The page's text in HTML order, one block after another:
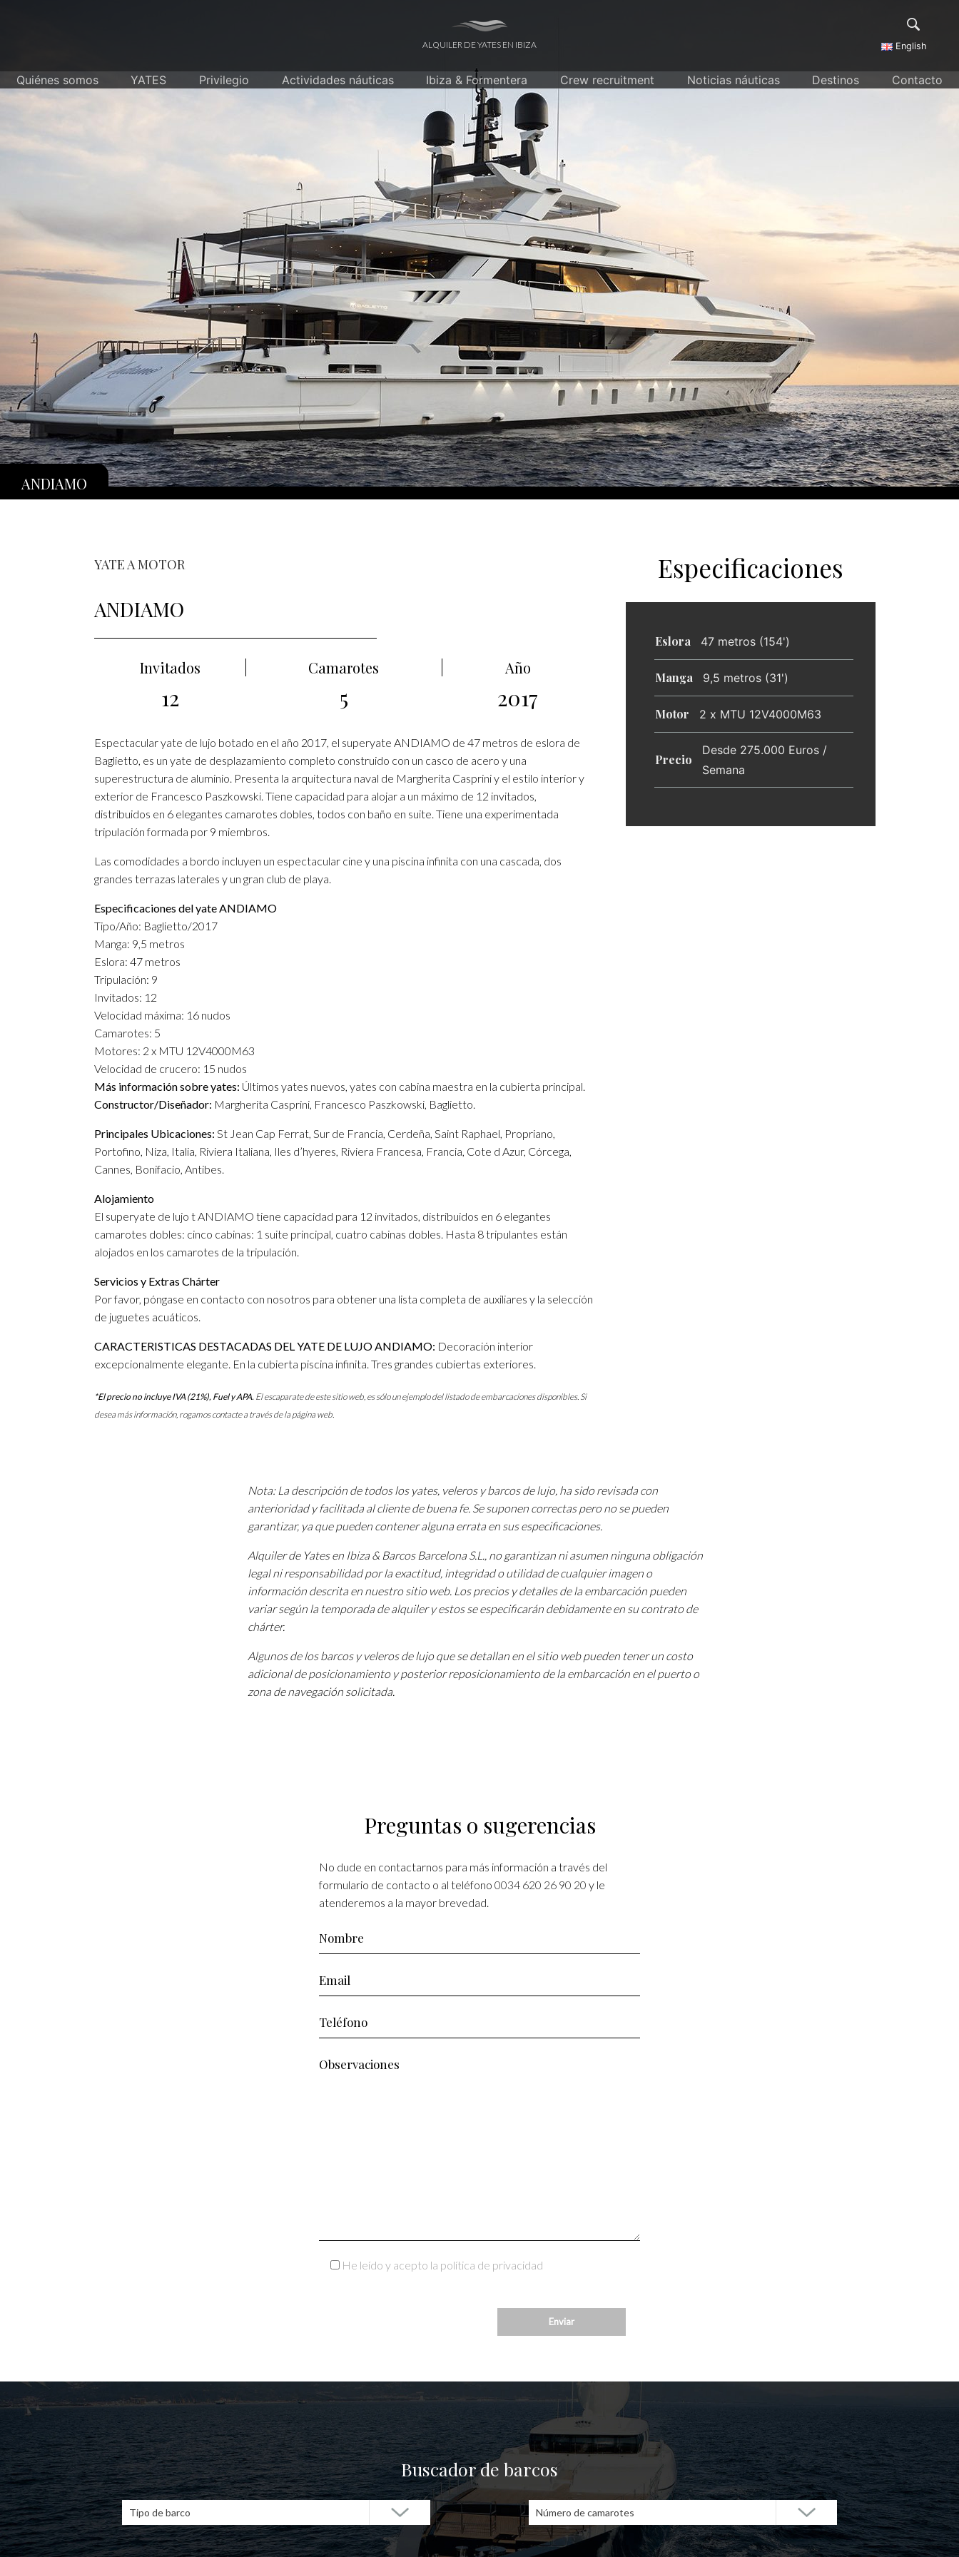
ALQUILER DE YATES EN IBIZA English
Quiénes somos YATES Privilegio Actividades náuticas Ibiza & Formentera Crew recruitment Noticias náuticas Destinos Contacto
ANDIAMO
YATE A MOTOR
ANDIAMO
Invitados Camarotes Año
12 5 2017
Espectacular yate de lujo botado en el año 2017, el superyate ANDIAMO de 47 metros de eslora de
Baglietto, es un yate de desplazamiento completo construido con un casco de acero y una
superestructura de aluminio. Presenta la arquitectura naval de Margherita Casprini y el estilo interior y
exterior de Francesco Paszkowski. Tiene capacidad para alojar a un máximo de 12 invitados,
distribuidos en 6 elegantes camarotes dobles, todos con baño en suite. Tiene una experimentada
tripulación formada por 9 miembros.
Las comodidades a bordo incluyen un espectacular cine y una piscina infinita con una cascada, dos
grandes terrazas laterales y un gran club de playa.
Especificaciones del yate ANDIAMO
Tipo/Año: Baglietto/2017
Manga: 9,5 metros
Eslora: 47 metros
Tripulación: 9
Invitados: 12
Velocidad máxima: 16 nudos
Camarotes: 5
Motores: 2 x MTU 12V4000M63
Velocidad de crucero: 15 nudos
Más información sobre yates: Últimos yates nuevos, yates con cabina maestra en la cubierta principal.
Constructor/Diseñador: Margherita Casprini, Francesco Paszkowski, Baglietto.
Principales Ubicaciones: St Jean Cap Ferrat, Sur de Francia, Cerdeña, Saint Raphael, Propriano,
Portofino, Niza, Italia, Riviera Italiana, Iles d’hyeres, Riviera Francesa, Francia, Cote d Azur, Córcega,
Cannes, Bonifacio, Antibes.
Alojamiento
El superyate de lujo t ANDIAMO tiene capacidad para 12 invitados, distribuidos en 6 elegantes
camarotes dobles: cinco cabinas: 1 suite principal, cuatro cabinas dobles. Hasta 8 tripulantes están
alojados en los camarotes de la tripulación.
Servicios y Extras Chárter
Por favor, póngase en contacto con nosotros para obtener una lista completa de auxiliares y la selección
de juguetes acuáticos.
CARACTERISTICAS DESTACADAS DEL YATE DE LUJO ANDIAMO: Decoración interior
excepcionalmente elegante. En la cubierta piscina infinita. Tres grandes cubiertas exteriores.
*El precio no incluye IVA (21%), Fuel y APA. El escaparate de este sitio web, es sólo un ejemplo del listado de embarcaciones disponibles. Si
desea más información, rogamos contacte a través de la página web.
Especificaciones
Eslora 47 metros (154')
Manga 9,5 metros (31')
Motor 2 x MTU 12V4000M63
Precio
Desde 275.000 Euros /
Semana
Nota: La descripción de todos los yates, veleros y barcos de lujo, ha sido revisada con
anterioridad y facilitada al cliente de buena fe. Se suponen correctas pero no se pueden
garantizar, ya que pueden contener alguna errata en sus especificaciones.
Alquiler de Yates en Ibiza & Barcos Barcelona S.L., no garantizan ni asumen ninguna obligación
legal ni responsabilidad por la exactitud, integridad o utilidad de cualquier imagen o
información descrita en nuestro sitio web. Los precios y detalles de la embarcación pueden
variar según la temporada de alquiler y estos se especificarán debidamente en su contrato de
chárter.
Algunos de los barcos y veleros de lujo que se detallan en el sitio web pueden tener un costo
adicional de posicionamiento y posterior reposicionamiento de la embarcación en el puerto o
zona de navegación solicitada.
Preguntas o sugerencias
No dude en contactarnos para más información a través del
formulario de contacto o al teléfono 0034 620 26 90 20 y le
atenderemos a la mayor brevedad.
He leído y acepto la política de privacidad
Buscador de barcos
Tipo de barco Número de camarotes